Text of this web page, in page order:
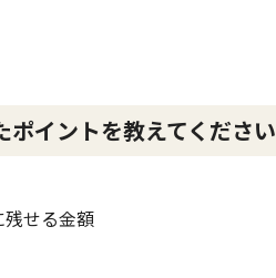
ポイントを教えてください
せる金額